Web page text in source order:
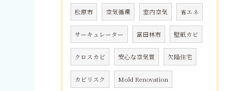
松原市 空気循環 室内空気 省エネ
サーキュレーター 富田林市 壁紙カビ
クロスカビ 安心な空気質 欠陥住宅
カビリスク Mold Renovation